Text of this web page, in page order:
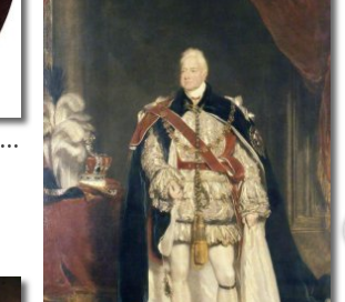
Henry Richard Vassall Fox, 3e baron Holland (copie après un orig